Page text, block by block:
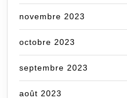
novembre 2023
octobre 2023
septembre 2023
août 2023